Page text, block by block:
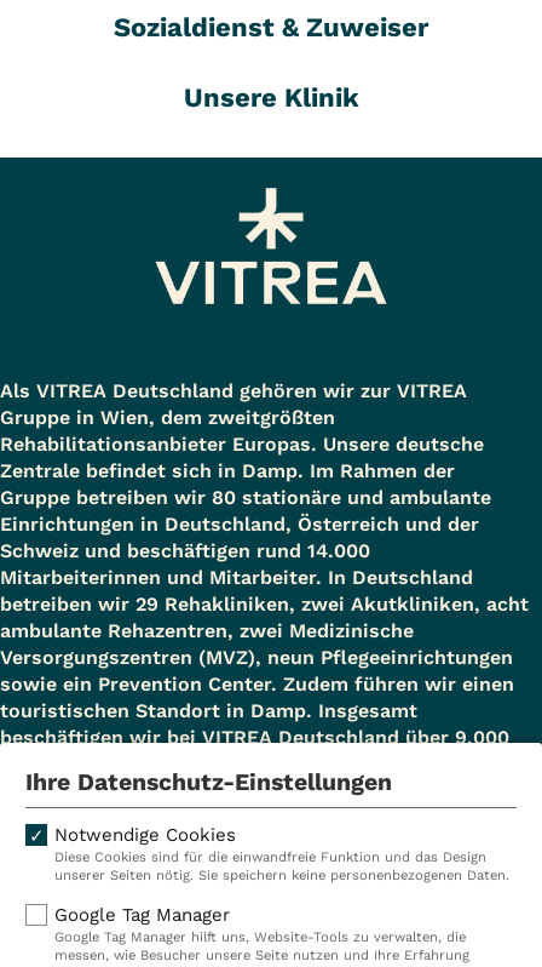
Sozialdienst & Zuweiser
Unsere Klinik
Als VITREA Deutschland gehören wir zur VITREA
Gruppe in Wien, dem zweitgrößten
Rehabilitationsanbieter Europas. Unsere deutsche
Zentrale befindet sich in Damp. Im Rahmen der
Gruppe betreiben wir 80 stationäre und ambulante
Einrichtungen in Deutschland, Österreich und der
Schweiz und beschäftigen rund 14.000
Mitarbeiterinnen und Mitarbeiter. In Deutschland
betreiben wir 29 Rehakliniken, zwei Akutkliniken, acht
ambulante Rehazentren, zwei Medizinische
Versorgungszentren (MVZ), neun Pflegeeinrichtungen
sowie ein Prevention Center. Zudem führen wir einen
touristischen Standort in Damp. Insgesamt
beschäftigen wir bei VITREA Deutschland über 9.000
Kliniken
Ambulant
Reha
Prävention
Karriere
Ihre Datenschutz-Einstellungen
Notwendige Cookies
Diese Cookies sind für die einwandfreie Funktion und das Design
unserer Seiten nötig. Sie speichern keine personenbezogenen Daten.
Google Tag Manager
Google Tag Manager hilft uns, Website-Tools zu verwalten, die
messen, wie Besucher unsere Seite nutzen und Ihre Erfahrung